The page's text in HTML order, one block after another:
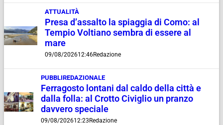
ATTUALITÀ
Presa d’assalto la spiaggia di Como: al
Tempio Voltiano sembra di essere al
mare
09/08/202612:46Redazione
PUBBLIREDAZIONALE
Ferragosto lontani dal caldo della città e
dalla folla: al Crotto Civiglio un pranzo
davvero speciale
09/08/202612:23 Redazione